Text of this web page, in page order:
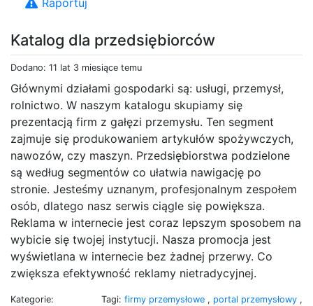
Katalog dla przedsiębiorców
Dodano: 11 lat 3 miesiące temu
Głównymi działami gospodarki są: usługi, przemysł,
rolnictwo. W naszym katalogu skupiamy się
prezentacją firm z gałęzi przemysłu. Ten segment
zajmuje się produkowaniem artykułów spożywczych,
nawozów, czy maszyn. Przedsiębiorstwa podzielone
są według segmentów co ułatwia nawigację po
stronie. Jesteśmy uznanym, profesjonalnym zespołem
osób, dlatego nasz serwis ciągle się powiększa.
Reklama w internecie jest coraz lepszym sposobem na
wybicie się twojej instytucji. Nasza promocja jest
wyświetlana w internecie bez żadnej przerwy. Co
zwiększa efektywność reklamy nietradycyjnej.
Kategorie:
Tagi: firmy przemysłowe , portal przemysłowy ,